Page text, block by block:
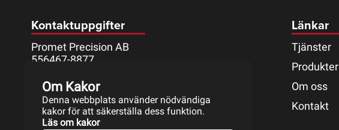
Kontaktuppgifter
Promet Precision AB
556467-8877
Mått Johanssons väg 9
633 46 ESKILSTUNA
016-17 11 50
info@promet.se
Länkar
Tjänster
Produkter
Om oss
Kontakt
Om Kakor
Denna webbplats använder nödvändiga
kakor för att säkerställa dess funktion.
Läs om kakor